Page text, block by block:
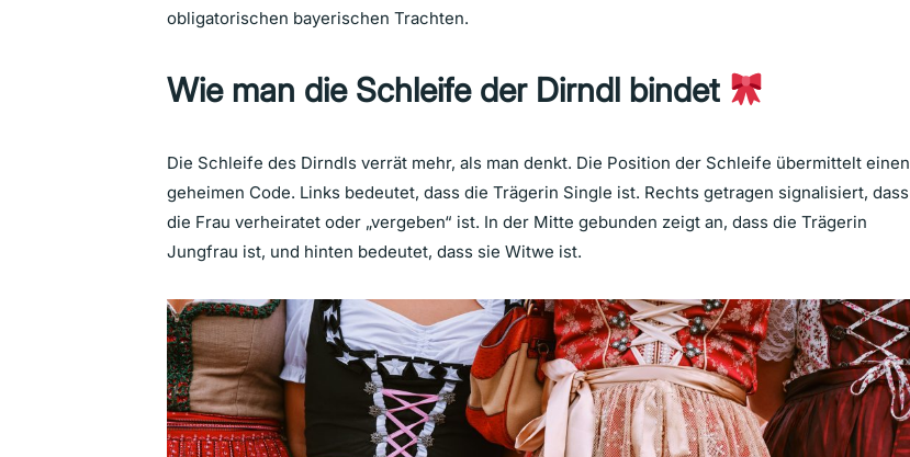
obligatorischen bayerischen Trachten.
Wie man die Schleife der Dirndl bindet
Die Schleife des Dirndls verrät mehr, als man denkt. Die Position der Schleife übermittelt einen
geheimen Code. Links bedeutet, dass die Trägerin Single ist. Rechts getragen signalisiert, dass
die Frau verheiratet oder „vergeben“ ist. In der Mitte gebunden zeigt an, dass die Trägerin
Jungfrau ist, und hinten bedeutet, dass sie Witwe ist.